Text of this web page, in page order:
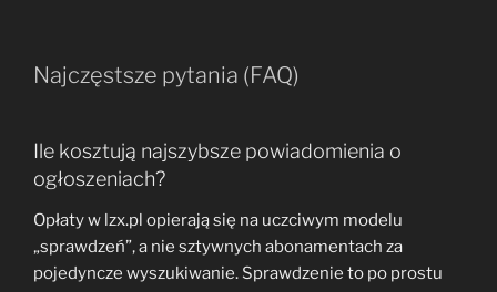
Najczęstsze pytania (FAQ)
Ile kosztują najszybsze powiadomienia o
ogłoszeniach?
Opłaty w lzx.pl opierają się na uczciwym modelu
„sprawdzeń”, a nie sztywnych abonamentach za
pojedyncze wyszukiwanie. Sprawdzenie to po prostu